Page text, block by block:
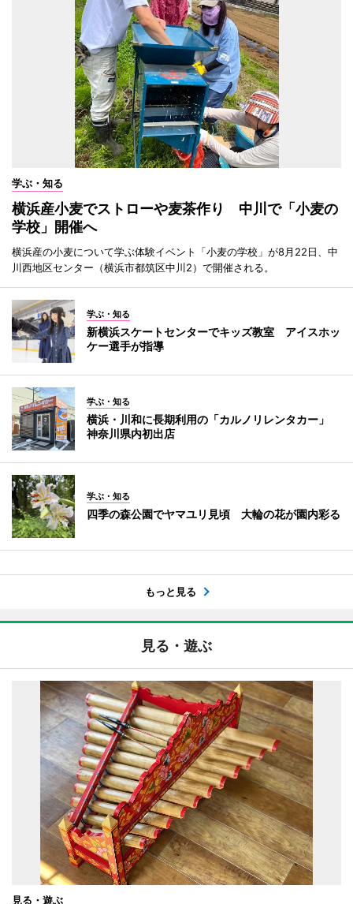
学ぶ・知る
横浜産小麦でストローや麦茶作り 中川で「小麦の
学校」開催へ
横浜産の小麦について学ぶ体験イベント「小麦の学校」が8月22日、中
川西地区センター（横浜市都筑区中川2）で開催される。
学ぶ・知る
新横浜スケートセンターでキッズ教室 アイスホッ
ケー選手が指導
学ぶ・知る
横浜・川和に長期利用の「カルノリレンタカー」
神奈川県内初出店
学ぶ・知る
四季の森公園でヤマユリ見頃 大輪の花が園内彩る
もっと見る
見る・遊ぶ
見る・遊ぶ